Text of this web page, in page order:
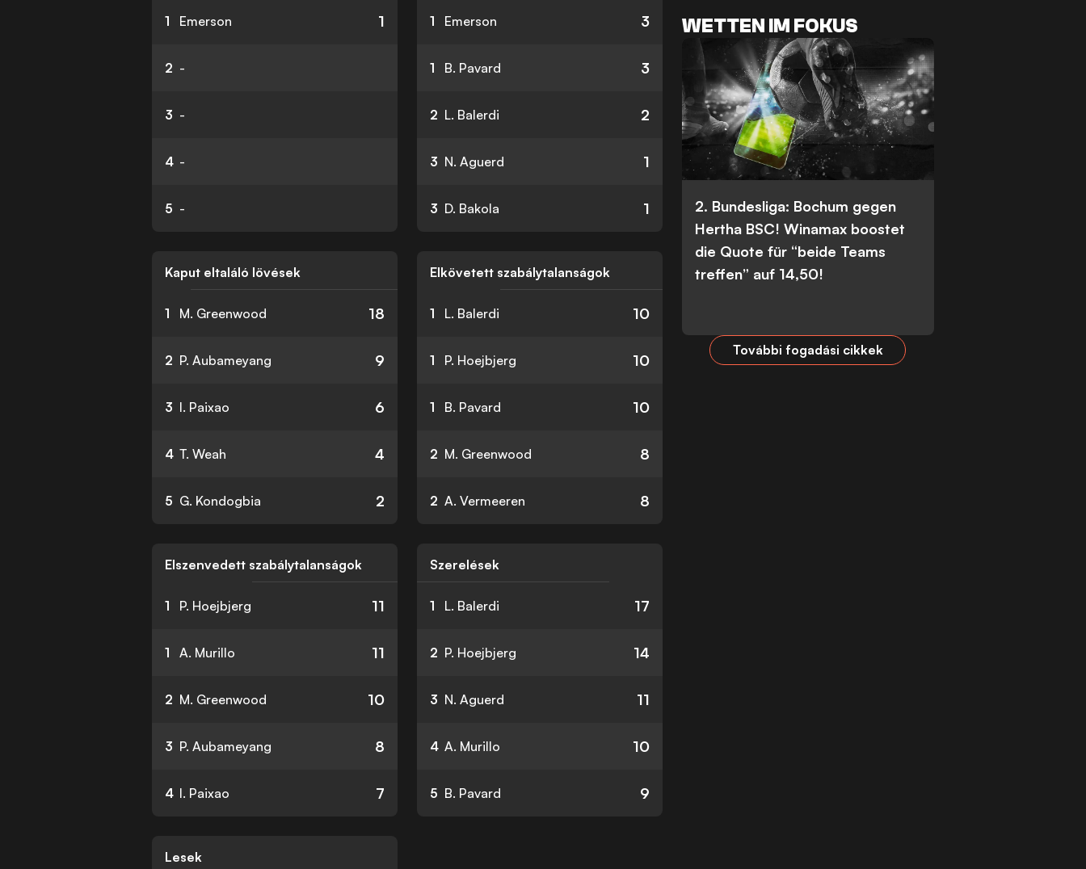
1 Emerson 1
2 -
3 -
4 -
5 -
1 Emerson 3
1 B. Pavard 3
2 L. Balerdi 2
3 N. Aguerd 1
3 D. Bakola 1
Kaput eltaláló lövések
1 M. Greenwood 18
2 P. Aubameyang 9
3 I. Paixao 6
4 T. Weah 4
5 G. Kondogbia 2
Elkövetett szabálytalanságok
1 L. Balerdi 10
1 P. Hoejbjerg 10
1 B. Pavard 10
2 M. Greenwood 8
2 A. Vermeeren 8
Elszenvedett szabálytalanságok
1 P. Hoejbjerg 11
1 A. Murillo 11
2 M. Greenwood 10
3 P. Aubameyang 8
4 I. Paixao 7
Szerelések
1 L. Balerdi 17
2 P. Hoejbjerg 14
3 N. Aguerd 11
4 A. Murillo 10
5 B. Pavard 9
Lesek
WETTEN IM FOKUS
2. Bundesliga: Bochum gegen
Hertha BSC! Winamax boostet
die Quote für “beide Teams
treffen” auf 14,50!
További fogadási cikkek